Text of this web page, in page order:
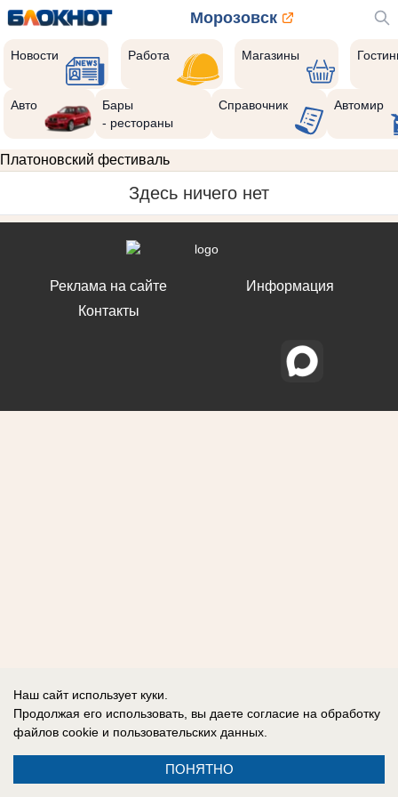
Морозовск
Новости Работа Магазины
Авто
Бары
- рестораны
Справочник Автомир
Платоновский фестиваль
Здесь ничего нет
Реклама на сайте
Контакты
Информация
Наш сайт использует куки.
Продолжая его использовать, вы даете согласие на обработку
файлов cookie и пользовательских данных.
ПОНЯТНО